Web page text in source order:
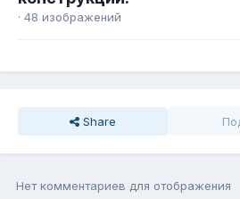
· 48 изображений
Share
Нет комментариев для отображения